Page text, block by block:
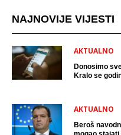
NAJNOVIJE VIJESTI
AKTUALNO
Donosimo
Kralo se
AKTUALNO
Beroš